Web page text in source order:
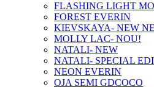
FLASHING LIGHT
FOREST EVERIN
KIEVSKAYA- NEW
MOLLY LAC- NOU!
NATALI- NEW
NATALI- SPECIAL
NEON EVERIN
OJA SEMI GDCOCO